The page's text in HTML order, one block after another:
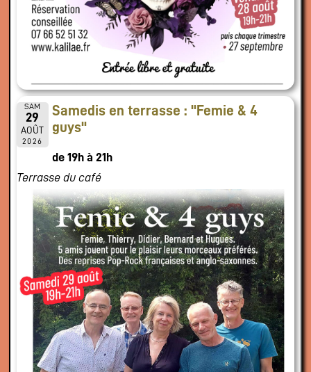
SAM
29
AOÛT
2026
Samedis en terrasse : "Femie & 4
guys"
de 19h à 21h
Terrasse du café